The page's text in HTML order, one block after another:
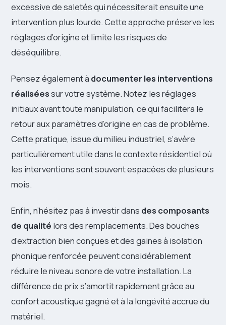
excessive de saletés qui nécessiterait ensuite une
intervention plus lourde. Cette approche préserve les
réglages d’origine et limite les risques de
déséquilibre.
Pensez également à documenter les interventions
réaliséessur votre système. Notez les réglages
initiaux avant toute manipulation, ce qui facilitera le
retour aux paramètres d’origine en cas de problème.
Cette pratique, issue du milieu industriel, s’avère
particulièrement utile dans le contexte résidentiel où
les interventions sont souvent espacées de plusieurs
mois.
Enfin, n’hésitez pas à investir dans des composants
de qualité lors des remplacements. Des bouches
d’extraction bien conçues et des gaines à isolation
phonique renforcée peuvent considérablement
réduire le niveau sonore de votre installation. La
différence de prix s’amortit rapidement grâce au
confort acoustique gagné et à la longévité accrue du
matériel.